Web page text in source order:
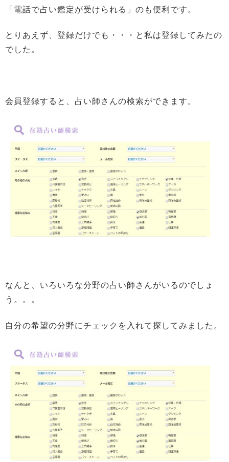
「電話で占い鑑定が受けられる」のも便利です。
とりあえず、登録だけでも・・・と私は登録してみたの
でした。
会員登録すると、占い師さんの検索ができます。
なんと、いろいろな分野の占い師さんがいるのでしょ
う。。。
自分の希望の分野にチェックを入れて探してみました。